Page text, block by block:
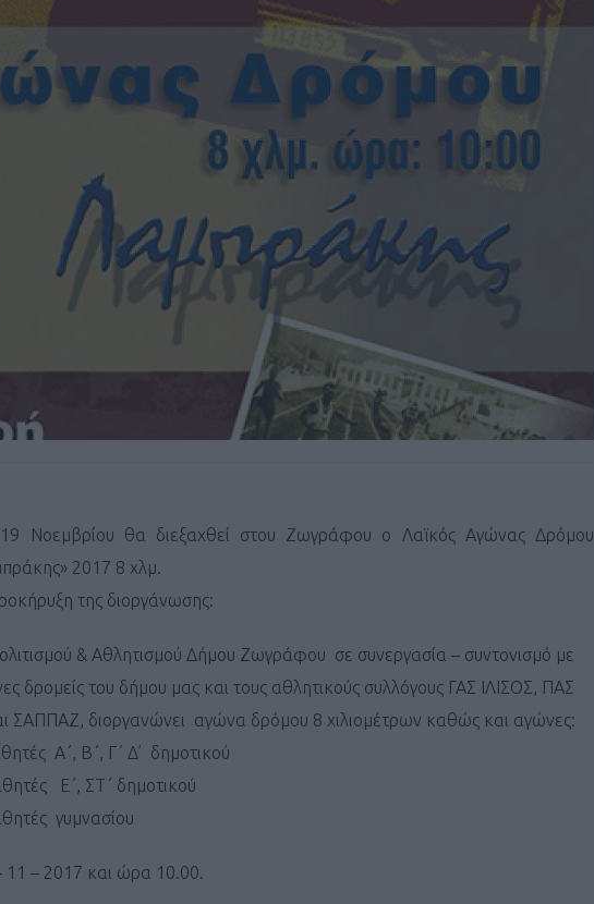
Νοεμβρίου θα διεξαχθεί στου Ζωγράφου ο Λαϊκός Αγώνας Δρόμου
2017 8 χλμ.
της διοργάνωσης:
& Αθλητισμού Δήμου Ζωγράφου σε συνεργασία – συντονισμό με
δρομείς του δήμου μας και τους αθλητικούς συλλόγους ΓΑΣ ΙΛΙΣΟΣ, ΠΑΣ
διοργανώνει αγώνα δρόμου 8 χιλιομέτρων καθώς και αγώνες:
Α΄, Β΄, Γ΄ Δ’ δημοτικού
Ε΄, ΣΤ΄ δημοτικού
γυμνασίου
11 – 2017 και ώρα 10.00.